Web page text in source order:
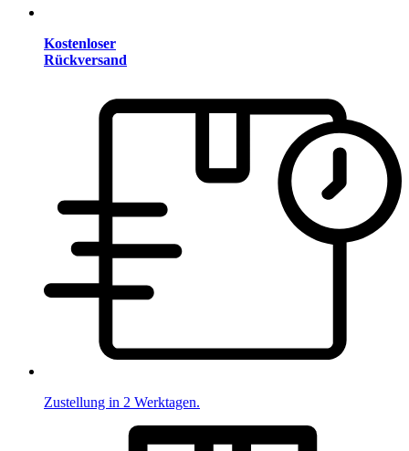
Kostenloser
Rückversand
Zustellung in 2 Werktagen.